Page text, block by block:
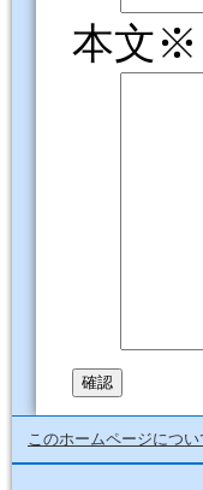
本文※
このホームページについ